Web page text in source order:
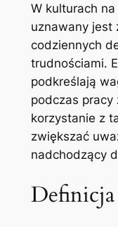
W kulturach
uznawany jest
codziennych
trudnościami.
podkreślają
podczas pracy
korzystanie z
zwiększać
nadchodzący